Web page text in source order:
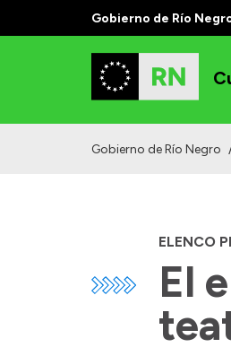
Gobierno de Río
Gobierno de Río Negro
ELENCO
El